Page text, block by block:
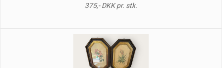
375,- DKK pr. stk.